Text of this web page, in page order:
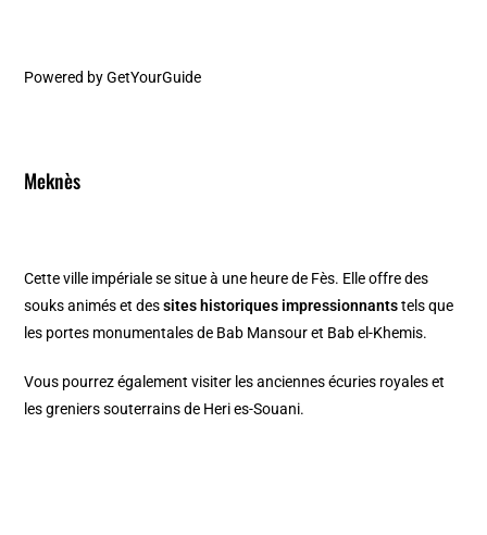
Powered byGetYourGuide
Meknès
Cette ville impériale se situe à une heure de Fès. Elle offre des
souks animés et dessites historiques impressionnantstels que
les portes monumentales de Bab Mansour et Bab el-Khemis.
Vous pourrez également visiter les anciennes écuries royales et
les greniers souterrains de Heri es-Souani.